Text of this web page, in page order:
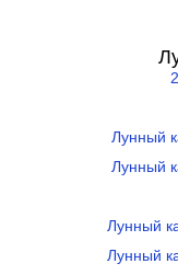
Лунный
Лунный
Лунный
Лунный